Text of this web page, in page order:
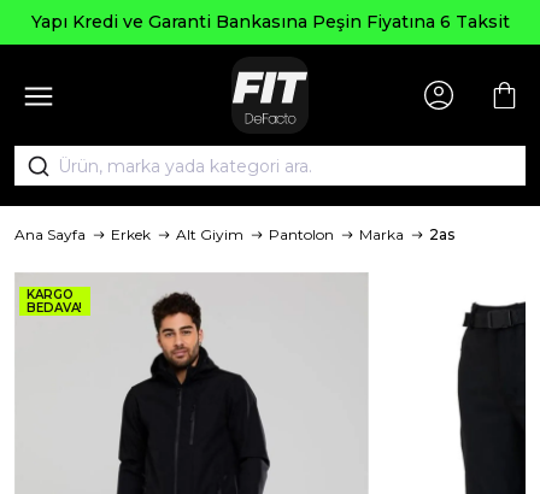
Bankasına Peşin Fiyatına 6 Taksit
Ana Sayfa Erkek Alt Giyim Pantolon Marka 2as
KARGO
BEDAVA!